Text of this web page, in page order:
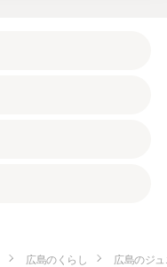
広島のくらし 広島のジ